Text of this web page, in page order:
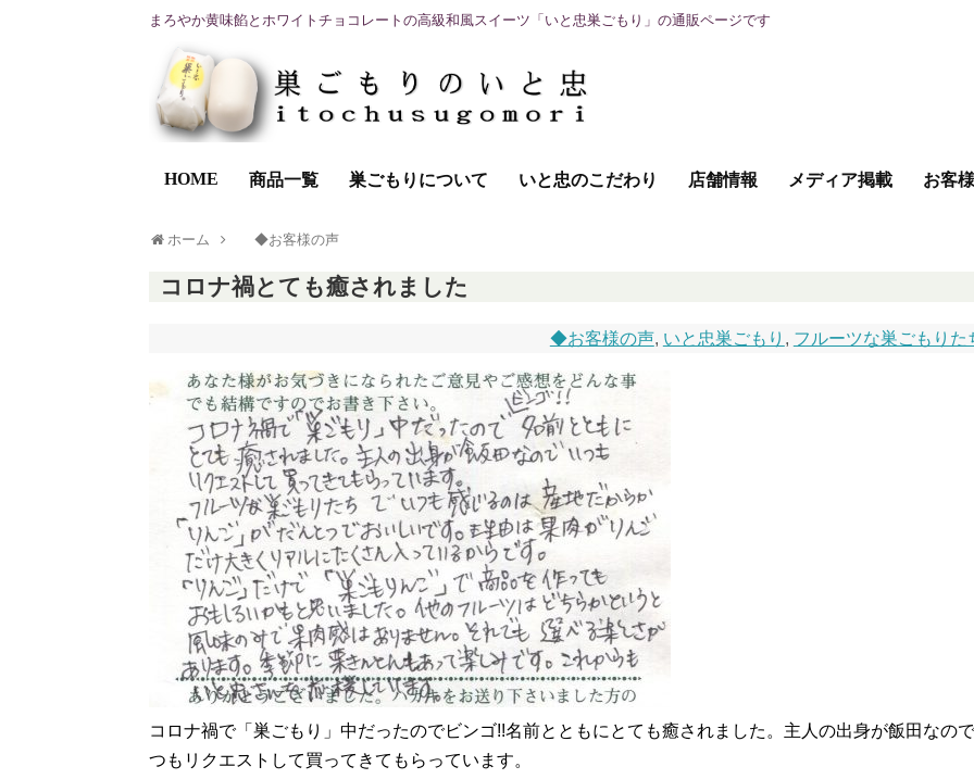
まろやか黄味餡とホワイトチョコレートの高級和風スイーツ「いと忠巣ごもり」の通販ページです
HOME 商品一覧 巣ごもりについて いと忠のこだわり 店舗情報 メディア掲載 お客
ホーム ◆お客様の声
コロナ禍とても癒されました
◆お客様の声, いと忠巣ごもり , フルーツな巣ごもりた
コロナ禍で「巣ごもり」中だったのでビンゴ!!名前とともにとても癒されました。主人の出身が飯田なの
つもリクエストして買ってきてもらっています。